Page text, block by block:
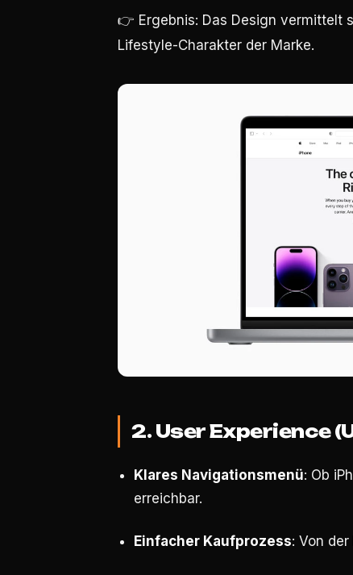
👉 Ergebnis: Das Design vermittelt
Lifestyle-Charakter der Marke.
2. User Experience
Klares Navigationsmenü: Ob
erreichbar.
Einfacher Kaufprozess: Von